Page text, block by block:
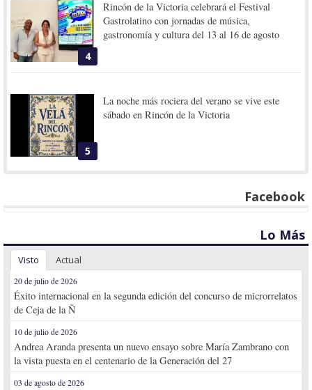
4
Rincón de la Victoria celebrará el Festival
Gastrolatino con jornadas de música,
gastronomía y cultura del 13 al 16 de agosto
5
La noche más rociera del verano se vive este
sábado en Rincón de la Victoria
Facebook
Lo Más
Visto Actual
20 de julio de 2026
Éxito internacional en la segunda edición del concurso de microrrelatos
de Ceja de la Ñ
10 de julio de 2026
Andrea Aranda presenta un nuevo ensayo sobre María Zambrano con
la vista puesta en el centenario de la Generación del 27
03 de agosto de 2026